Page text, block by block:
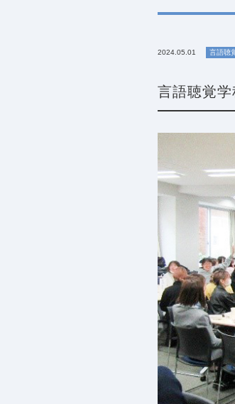
2024.05.01 言語聴
言語聴覚